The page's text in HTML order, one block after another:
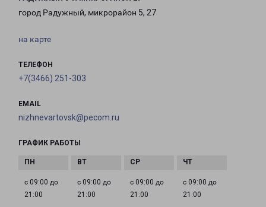
город Радужный, микрорайон 5, 27
на карте
ТЕЛЕФОН
+7(3466) 251-303
EMAIL
nizhnevartovsk@pecom.ru
ГРАФИК РАБОТЫ
с 09:00 до
21:00
с 09:00 до
21:00
с 09:00 до
21:00
с 09:00 до
21:00